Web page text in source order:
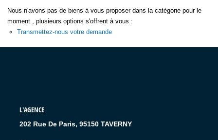
Nous n'avons pas de biens à vous proposer dans la catégorie pour le
moment , plusieurs options s'offrent à vous :
Transmettez-nous votre demande
L'AGENCE
202 Rue De Paris, 95150 TAVERNY